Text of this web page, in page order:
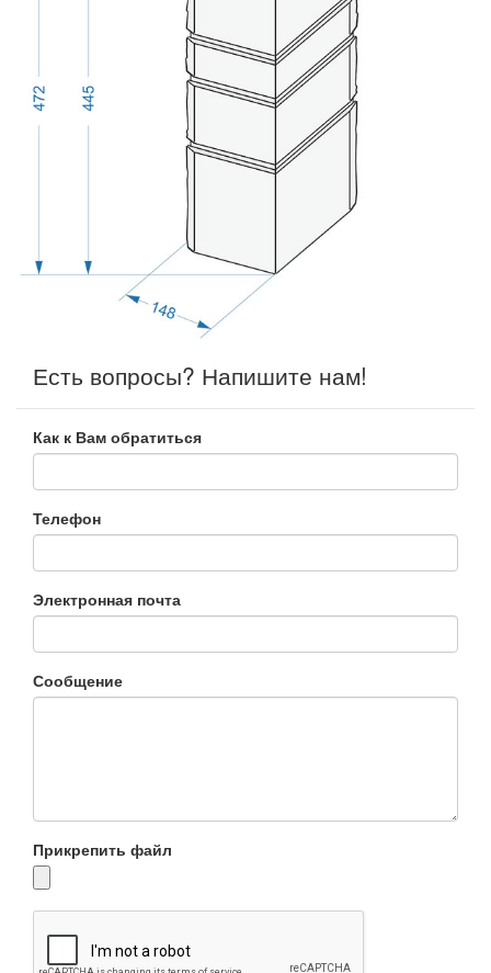
Есть вопросы? Напишите нам!
Как к Вам обратиться
Телефон
Электронная почта
Сообщение
Прикрепить файл